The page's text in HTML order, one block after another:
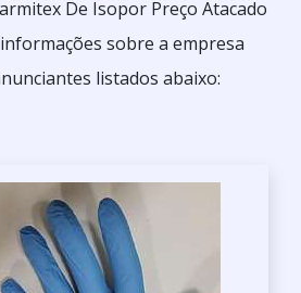
De Isopor Preço Atacado
sobre a empresa
listados abaixo: